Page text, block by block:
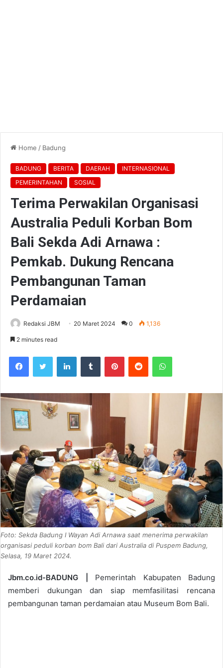
Home / Badung
BADUNG BERITA DAERAH
INTERNASIONAL
PEMERINTAHAN
SOSIAL
Terima Perwakilan Organisasi
Australia Peduli Korban Bom
Bali Sekda Adi Arnawa :
Pemkab. Dukung Rencana
Pembangunan Taman
Perdamaian
Redaksi JBM 20 Maret 2024 0 1,136
2 minutes read
Foto: Sekda Badung I Wayan Adi Arnawa saat menerima perwakilan
organisasi peduli korban bom Bali dari Australia di Puspem Badung,
Selasa, 19 Maret 2024.
Jbm.co.id-BADUNG |
Pemerintah Kabupaten Badung
memberi dukungan dan siap memfasilitasi rencana
pembangunan taman perdamaian atau Museum Bom Bali.